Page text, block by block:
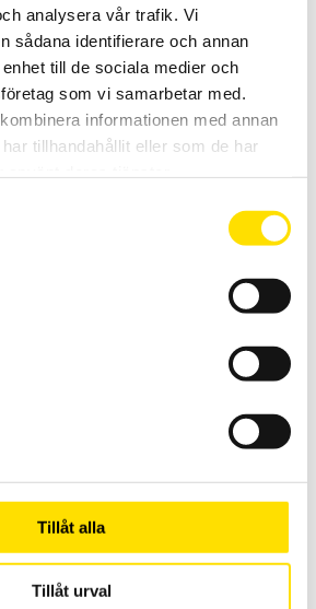
analysera vår trafik. Vi
sådana identifierare och annan
till de sociala medier och
som vi samarbetar med.
informationen med annan
tillhandahållit eller som de har
Tillåt alla
Tillåt urval
ATS400 Variant LG-AC
& CA6163 Kombitester
utrustning enligt lågspänningsdirektivet
1 samt många andra normer.